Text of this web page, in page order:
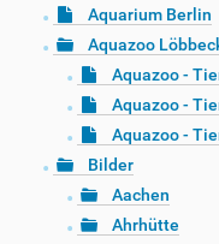
Aquarium Berlin
Aquazoo
Aquazoo -
Aquazoo -
Aquazoo -
Bilder
Aachen
Ahrhütte